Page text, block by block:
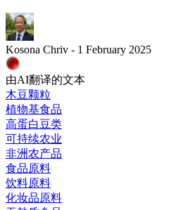
Kosona Chriv - 1 February 2025
由AI翻译的文本
木豆颗粒
植物基食品
高蛋白豆类
可持续农业
非洲农产品
食品原料
饮料原料
化妆品原料